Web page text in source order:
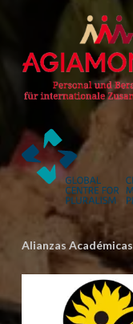
Alianzas Académicas